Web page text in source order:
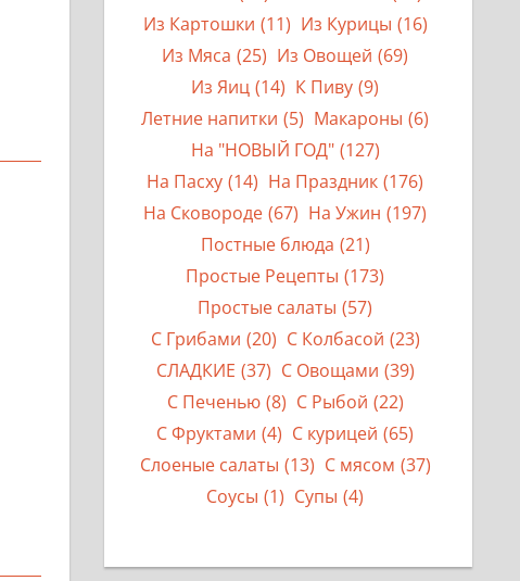
Из Картошки (11) Из Курицы (16)
Из Мяса (25) Из Овощей (69)
Из Яиц (14) К Пиву (9)
Летние напитки (5) Макароны (6)
На "НОВЫЙ ГОД" (127)
На Пасху (14) На Праздник (176)
На Сковороде (67) На Ужин (197)
Постные блюда (21)
Простые Рецепты (173)
Простые салаты (57)
С Грибами (20) С Колбасой (23)
СЛАДКИЕ (37) С Овощами (39)
С Печенью (8) С Рыбой (22)
С Фруктами (4) С курицей (65)
Слоеные салаты (13) С мясом (37)
Соусы (1) Супы (4)